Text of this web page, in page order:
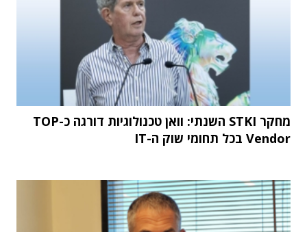
מחקר STKI השנתי: וואן טכנולוגיות דורגה כ-TOP
Vendor בכל תחומי שוק ה-IT